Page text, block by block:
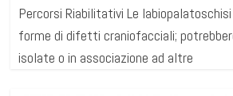
Percorsi Riabilitativi Le
forme di difetti craniofacciali;
isolate o in associazione ad altre